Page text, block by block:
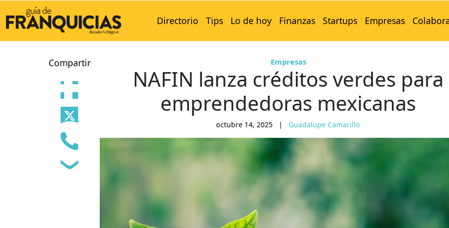
Directorio Tips Lo de hoy Finanzas Startups Empresas
Compartir Empresas
NAFIN lanza créditos verdes para
emprendedoras mexicanas
octubre 14, 2025 | Guadalupe Camarillo